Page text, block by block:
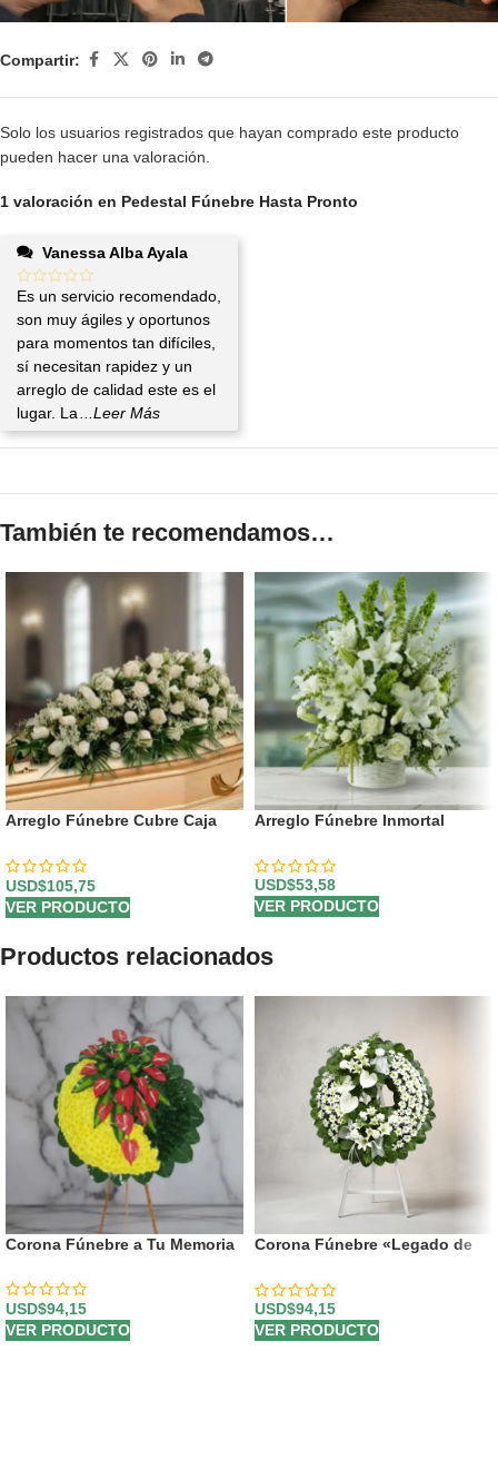
Compartir:
1 valoración en Pedestal Fúnebre Hasta Pronto
Vanessa Alba Ayala
Es un servicio recomendado,
son muy ágiles y oportunos
para momentos tan difíciles,
sí necesitan rapidez y un
arreglo de calidad este es el
lugar. La...Leer Más
Solo los usuarios registrados que hayan comprado este producto
pueden hacer una valoración.
También te recomendamos…
Arreglo Fúnebre Cubre Caja
USD$105,75
VER PRODUCTO
Arreglo Fúnebre Inmortal
USD$53,58
VER PRODUCTO
Productos relacionados
Corona Fúnebre a Tu Memoria
USD$94,15
VER PRODUCTO
Corona Fúnebre «Legado de
Mesha 🕊️
USD$94,15
VER PRODUCTO